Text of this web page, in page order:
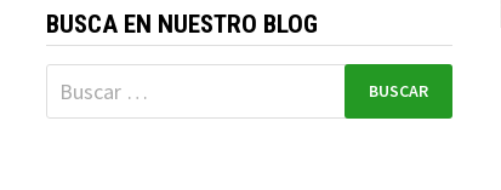
BUSCA EN NUESTRO BLOG
Buscar: